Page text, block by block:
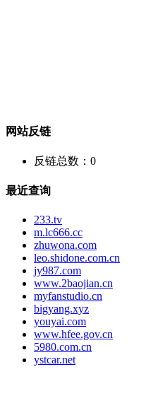
网站反链
反链总数： 0
最近查询
233.tv
m.lc666.cc
zhuwona.com
leo.shidone.com.cn
jy987.com
www.2baojian.cn
myfanstudio.cn
bigyang.xyz
youyai.com
www.hfee.gov.cn
5980.com.cn
ystcar.net